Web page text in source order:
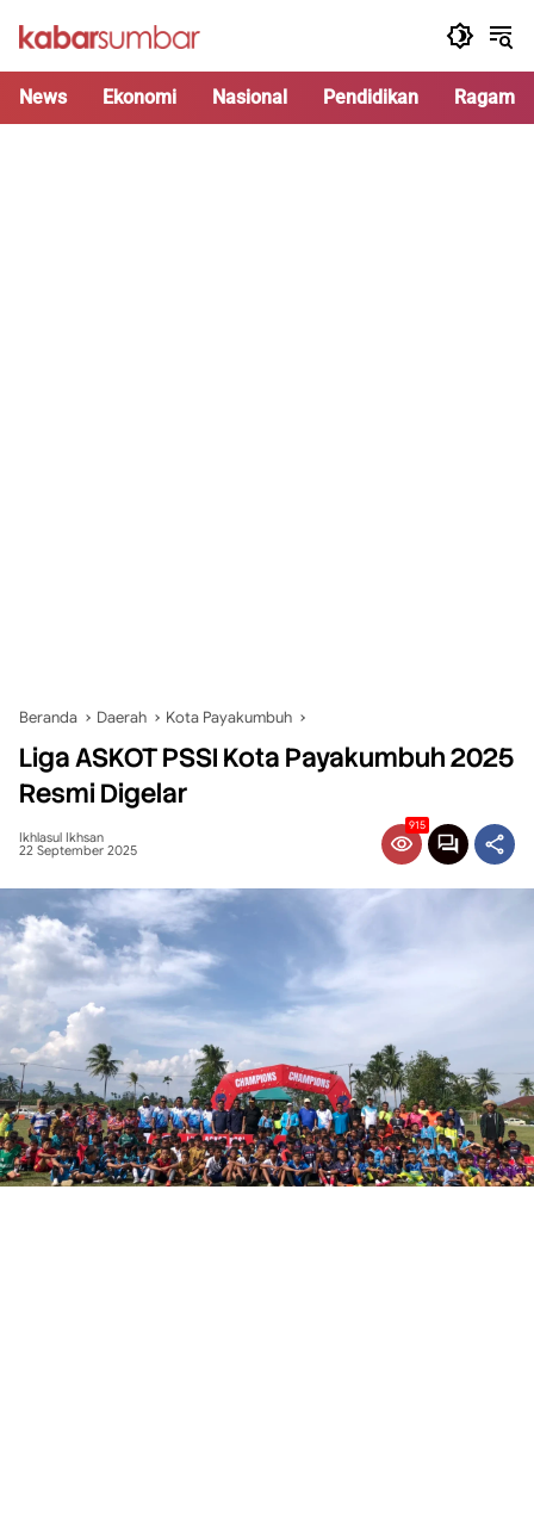
News Ekonomi Nasional Pendidikan Ragam
Beranda Daerah Kota Payakumbuh
Liga ASKOT PSSI Kota Payakumbuh 2025
Resmi Digelar
Ikhlasul Ikhsan
22 September 2025
915